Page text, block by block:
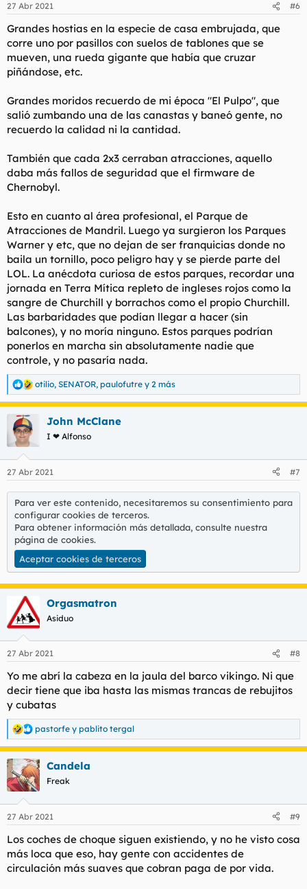
e
:
27 Abr 2021 #6
Grandes hostias en la especie de casa embrujada, que
corre uno por pasillos con suelos de tablones que se
mueven, una rueda gigante que había que cruzar
piñándose, etc.
Grandes moridos recuerdo de mi época "El Pulpo", que
salió zumbando una de las canastas y baneó gente, no
recuerdo la calidad ni la cantidad.
También que cada 2x3 cerraban atracciones, aquello
daba más fallos de seguridad que el firmware de
Chernobyl.
Esto en cuanto al área profesional, el Parque de
Atracciones de Mandril. Luego ya surgieron los Parques
Warner y etc, que no dejan de ser franquicias donde no
baila un tornillo, poco peligro hay y se pierde parte del
LOL. La anécdota curiosa de estos parques, recordar una
jornada en Terra Mítica repleto de ingleses rojos como la
sangre de Churchill y borrachos como el propio Churchill.
Las barbaridades que podían llegar a hacer (sin
balcones), y no moría ninguno. Estos parques podrían
ponerlos en marcha sin absolutamente nadie que
controle, y no pasaría nada.
R
e
a
c
c
e
otilio, SENATOR, paulofutre y 2 más
John McClane
I ❤ Alfonso
27 Abr 2021 #7
Para ver este contenido, necesitaremos su consentimiento para
configurar cookies de terceros.
Para obtener información más detallada, consulte nuestra
página de cookies.
Aceptar cookies de terceros
Orgasmatron
Asiduo
27 Abr 2021 #8
Yo me abrí la cabeza en la jaula del barco vikingo. Ni que
decir tiene que iba hasta las mismas trancas de rebujitos
y cubatas
R
e
a
c
c
i
e
:
pastorfe y pablito tergal
Candela
Freak
27 Abr 2021 #9
Los coches de choque siguen existiendo, y no he visto cosa
más loca que eso, hay gente con accidentes de
circulación más suaves que cobran paga de por vida.